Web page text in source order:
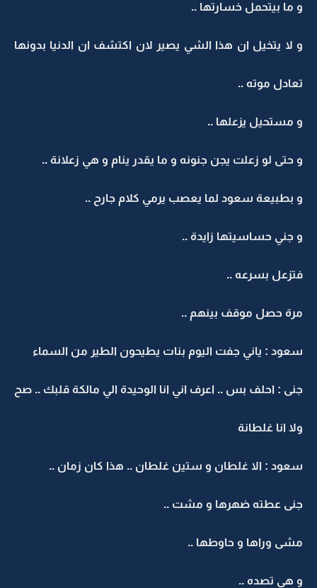
و ما بيتحمل خسارتها ..
و لا يتخيل ان هذا الشي يصير لان اكتشف ان الدنيا بدونها
تعادل موته ..
و مستحيل يزعلها ..
و حتى لو زعلت يجن جنونه و ما يقدر ينام و هي زعلانة ..
و بطبيعة سعود لما يعصب يرمي كلام جارح ..
و جني حساسيتها زايدة ..
فتزعل بسرعه ..
مرة حصل موقف بينهم ..
سعود : ياني جفت اليوم بنات يطيحون الطير من السماء
جنى : احلف بس .. اعرف اني انا الوحيدة الي مالكة قلبك .. صح
ولا انا غلطانة
سعود : الا غلطان و ستين غلطان .. هذا كان زمان ..
جنى عطته ضهرها و مشت ..
مشى وراها و حاوطها ..
و هي تصده ..